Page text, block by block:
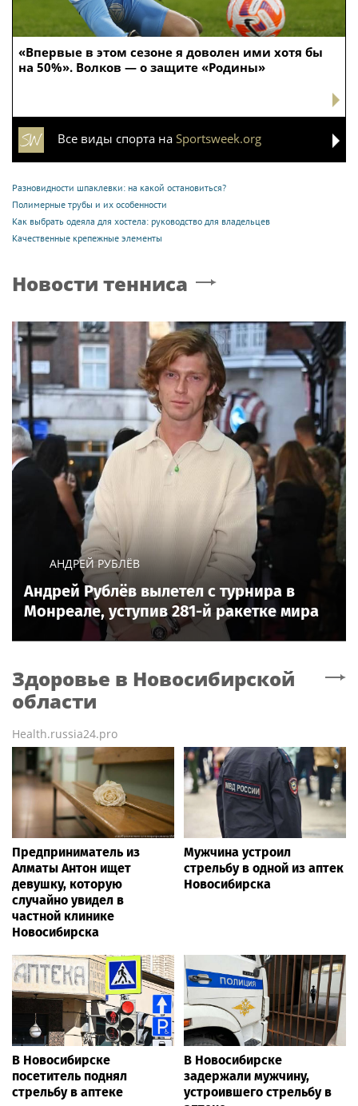
«Впервые в этом сезоне я доволен ими хотя бы
на 50%». Волков — о защите «Родины»
Все виды спорта на Sportsweek.org
Разновидности шпаклевки: на какой остановиться?
Полимерные трубы и их особенности
Как выбрать одеяла для хостела: руководство для владельцев
Качественные крепежные элементы
Новости тенниса
АНДРЕЙ РУБЛЁВ
Андрей Рублёв вылетел с турнира в
Монреале, уступив 281-й ракетке мира
Здоровье в Новосибирской
области
Health.russia24.pro
Предприниматель из
Алматы Антон ищет
девушку, которую
случайно увидел в
частной клинике
Новосибирска
Мужчина устроил
стрельбу в одной из аптек
Новосибирска
В Новосибирске
посетитель поднял
стрельбу в аптеке
В Новосибирске
задержали мужчину,
устроившего стрельбу в